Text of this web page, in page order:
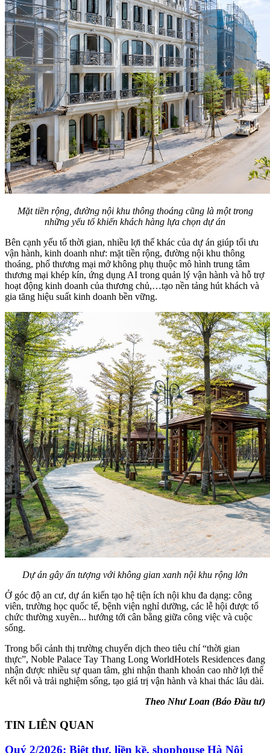
Mặt tiền rộng, đường nội khu thông thoáng cũng là một trong
những yếu tố khiến khách hàng lựa chọn dự án
Bên cạnh yếu tố thời gian, nhiều lợi thế khác của dự án giúp tối ưu
vận hành, kinh doanh như: mặt tiền rộng, đường nội khu thông
thoáng, phố thương mại mở không phụ thuộc mô hình trung tâm
thương mại khép kín, ứng dụng AI trong quản lý vận hành và hỗ trợ
hoạt động kinh doanh của thương chủ,…tạo nền tảng hút khách và
gia tăng hiệu suất kinh doanh bền vững.
Dự án gây ấn tượng với không gian xanh nội khu rộng lớn
Ở góc độ an cư, dự án kiến tạo hệ tiện ích nội khu đa dạng: công
viên, trường học quốc tế, bệnh viện nghỉ dưỡng, các lễ hội được tổ
chức thường xuyên... hướng tới cân bằng giữa công việc và cuộc
sống.
Trong bối cảnh thị trường chuyển dịch theo tiêu chí “thời gian
thực”, Noble Palace Tay Thang Long WorldHotels Residences đang
nhận được nhiều sự quan tâm, ghi nhận thanh khoản cao nhờ lợi thế
kết nối và trải nghiệm sống, tạo giá trị vận hành và khai thác lâu dài.
Theo Như Loan (Báo Đầu tư)
TIN LIÊN QUAN
Quý 2/2026: Biệt thự, liền kề, shophouse Hà Nội